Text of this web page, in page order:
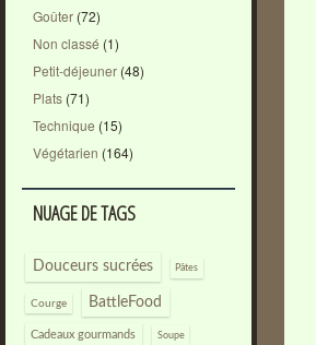
Goûter (72)
Non classé (1)
Petit-déjeuner (48)
Plats (71)
Technique (15)
Végétarien (164)
NUAGE DE TAGS
Douceurs sucrées Pâtes
Courge BattleFood
Cadeaux gourmands Soupe